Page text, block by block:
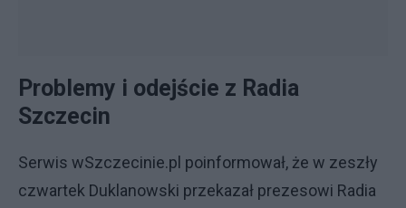
Problemy i odejście z Radia
Szczecin
Serwis wSzczecinie.pl poinformował, że w zeszły
czwartek Duklanowski przekazał prezesowi Radia